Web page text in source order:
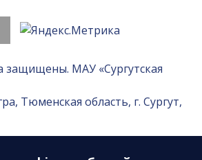
защищены. МАУ «Сургутская
Тюменская область, г. Сургут,